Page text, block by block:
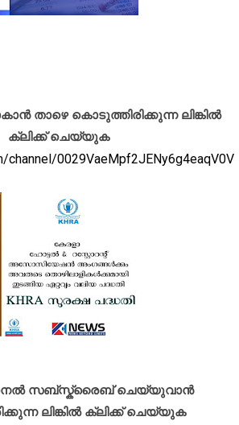
താഴെ കൊടുത്തിരിക്കുന്ന ലിങ്കിൽ
ക്ലിക്ക് ചെയ്യുക
channel/0029VaeMpf2JENy6g4eaqV0V
സബ്സ്ക്രൈബ് ചെയ്യുവാൻ
ലിങ്കിൽ ക്ലിക്ക് ചെയ്യുക